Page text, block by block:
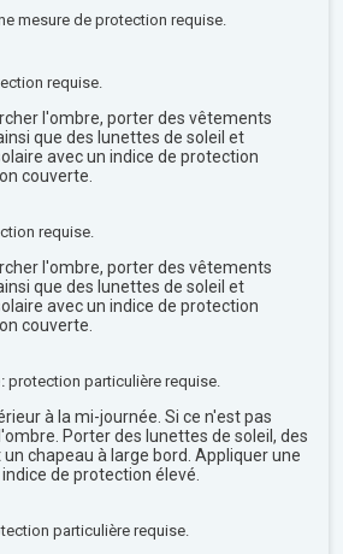
mesure de protection requise.
requise.
l'ombre, porter des vêtements
que des lunettes de soleil et
avec un indice de protection
couverte.
requise.
l'ombre, porter des vêtements
que des lunettes de soleil et
avec un indice de protection
couverte.
protection particulière requise.
à la mi-journée. Si ce n'est pas
Porter des lunettes de soleil, des
chapeau à large bord. Appliquer une
de protection élevé.
particulière requise.